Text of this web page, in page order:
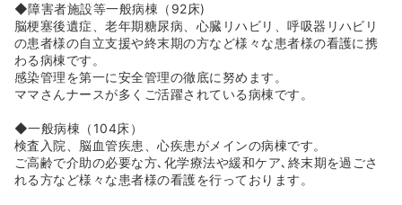
≪男性看護師多数在籍≫
◆男性看護師が10名前後在籍しており、働きやすい職場と
なっております。感染管理の認定資格をお持ちの看護師様
も在籍しており、教育体制も整っております。
◆冠婚葬祭の際、しっかりとお休みを確保することができ
ます。結婚休暇に関しては最大7日間の連休を取得するこ
ともできます！！旦那様とご安心してハネムーンなどにい
けますよ♪
◆障害者施設等一般病棟（92床)
脳梗塞後遺症、老年期糖尿病、心臓リハビリ、呼吸器リハビリ
の患者様の自立支援や終末期の方など様々な患者様の看護に携
わる病棟です。
感染管理を第一に安全管理の徹底に努めます。
ママさんナースが多くご活躍されている病棟です。
◆一般病棟（104床）
検査入院、脳血管疾患、心疾患がメインの病棟です。
ご高齢で介助の必要な方､化学療法や緩和ケア､終末期を過ごさ
れる方など様々な患者様の看護を行っております。